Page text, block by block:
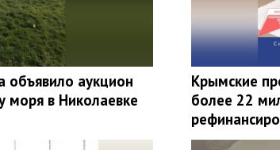
аукцион
моря в Николаевке
Крымские
более 22